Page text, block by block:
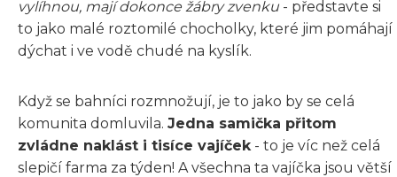
vylíhnou, mají dokonce žábry zvenku - představte si
to jako malé roztomilé chocholky, které jim pomáhají
dýchat i ve vodě chudé na kyslík.
Když se bahníci rozmnožují, je to jako by se celá
komunita domluvila. Jedna samička přitom
zvládne naklást i tisíce vajíček- to je víc než celá
slepičí farma za týden! A všechna ta vajíčka jsou větší